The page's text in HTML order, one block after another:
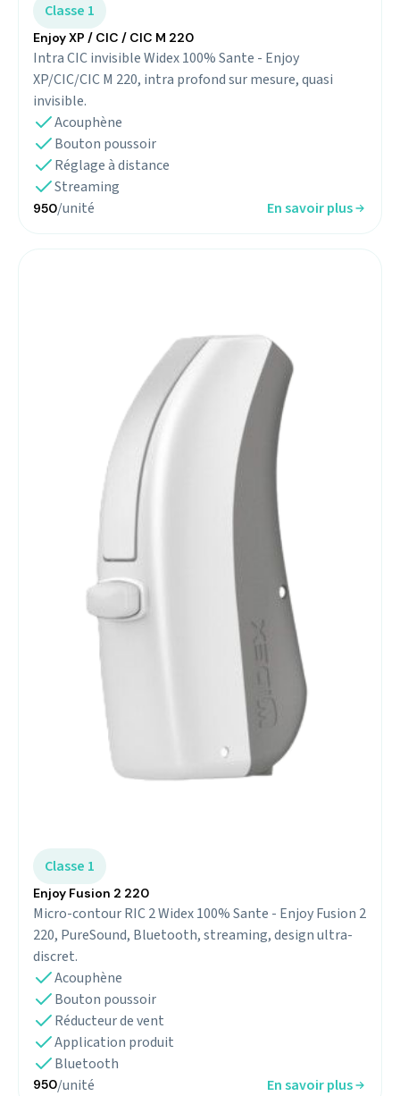
Classe 1
Enjoy XP / CIC / CIC M 220
Intra CIC invisible Widex 100% Sante - Enjoy
XP/CIC/CIC M 220, intra profond sur mesure, quasi
invisible.
Acouphène
Bouton poussoir
Réglage à distance
Streaming
950/unité En savoir plus
Classe 1
Enjoy Fusion 2 220
Micro-contour RIC 2 Widex 100% Sante - Enjoy Fusion 2
220, PureSound, Bluetooth, streaming, design ultra-
discret.
Acouphène
Bouton poussoir
Réducteur de vent
Application produit
Bluetooth
950/unité En savoir plus